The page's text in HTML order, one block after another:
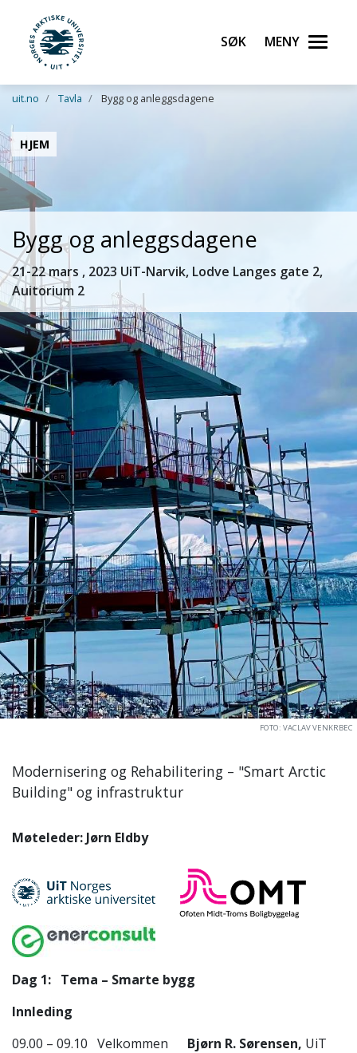
Gå til hovedinnhold
UiT Norges arktiske universitet
Søk Meny
uit.no Tavla Bygg og anleggsdagene
HJEM
Bygg og anleggsdagene
21-22 mars , 2023 UiT-Narvik, Lodve Langes gate 2,
Auitorium 2
FOTO: VACLAV VENKRBEC
Modernisering og Rehabilitering – "Smart Arctic
Building" og infrastruktur
Møteleder: Jørn Eldby
Dag 1: Tema – Smarte bygg
Innleding
09.00 – 09.10 Velkommen Bjørn R. Sørensen, UiT